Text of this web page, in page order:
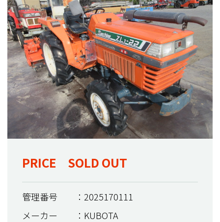
PRICE SOLD OUT
管理番号
：2025170111
メーカー
：KUBOTA